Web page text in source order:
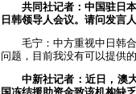
共同社记者：中国驻日
日韩领导人会议。请问发言
毛宁：中方重视中日韩
问题，目前我没有可以提供的
中新社记者：近日，澳